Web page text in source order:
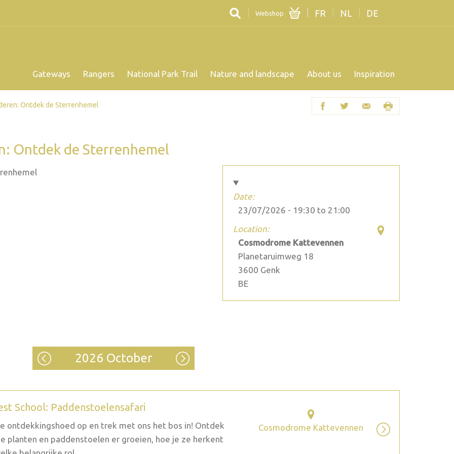
Webshop FR NL DE
Gateways Rangers National Park Trail Nature and landscape About us Inspiration
Ontdek de Sterrenhemel
Ontdek de Sterrenhemel
Date:
23/07/2026 - 19:30 to 21:00
Location:
Cosmodrome Kattevennen
Planetaruimweg 18
3600 Genk
BE
2026 October
School: Paddenstoelensafari
ontdekkingshoed op en trek met ons het bos in! Ontdek
planten en paddenstoelen er groeien, hoe je ze herkent
Cosmodrome Kattevennen